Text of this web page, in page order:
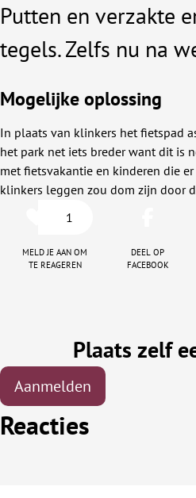
Putten en verzakte
tegels. Zelfs nu na
Mogelijke oplossing
In plaats van klinkers het fietspad
het park net iets breder want dit is
met fietsvakantie en kinderen die
klinkers leggen zou dom zijn door
1
Meld je aan om
te reageren
Deel op
facebook
Plaats zelf
Aanmelden
Reacties